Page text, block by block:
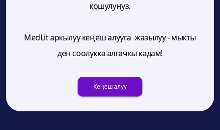
кошулуңуз.
MedLit аркылуу кеңеш алууга жазылуу - мыкты
ден соолукка алгачкы кадам!
Кеңеш алуу